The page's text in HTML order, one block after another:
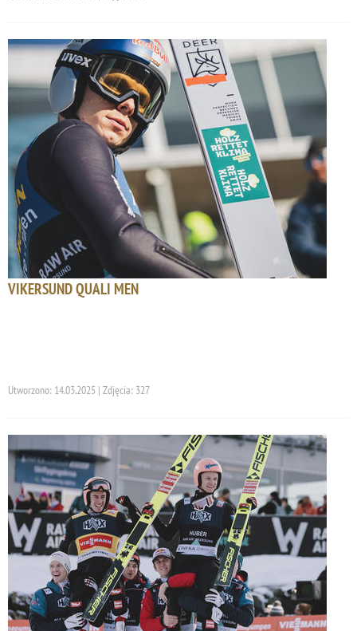
VIKERSUND QUALI MEN
Utworzono: 14.03.2025 | Zdjęcia: 327